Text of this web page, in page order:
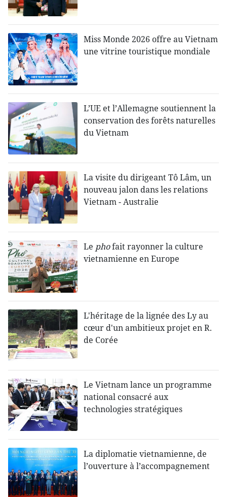
Miss Monde 2026 offre au Vietnam
une vitrine touristique mondiale
L’UE et l’Allemagne soutiennent la
conservation des forêts naturelles
du Vietnam
La visite du dirigeant Tô Lâm, un
nouveau jalon dans les relations
Vietnam - Australie
Le phofait rayonner la culture
vietnamienne en Europe
L'héritage de la lignée des Ly au
cœur d'un ambitieux projet en R.
de Corée
Le Vietnam lance un programme
national consacré aux
technologies stratégiques
La diplomatie vietnamienne, de
l’ouverture à l’accompagnement